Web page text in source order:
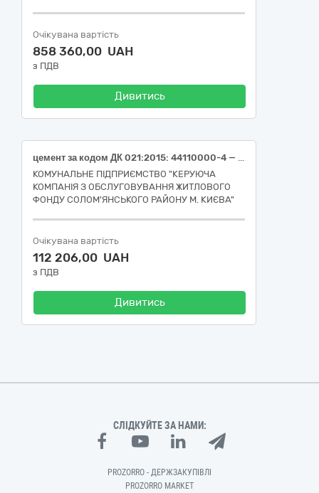
Очікувана вартість
858 360,00 UAH
з ПДВ
Дивитись
цемент за кодом ДК 021:2015: 44110000-4 — Конструкційні матеріали
КОМУНАЛЬНЕ ПІДПРИЄМСТВО "КЕРУЮЧА
КОМПАНІЯ З ОБСЛУГОВУВАННЯ ЖИТЛОВОГО
ФОНДУ СОЛОМ'ЯНСЬКОГО РАЙОНУ М. КИЄВА"
Очікувана вартість
112 206,00 UAH
з ПДВ
Дивитись
СЛІДКУЙТЕ ЗА НАМИ:
PROZORRO - ДЕРЖЗАКУПІВЛІ
PROZORRO MARKET